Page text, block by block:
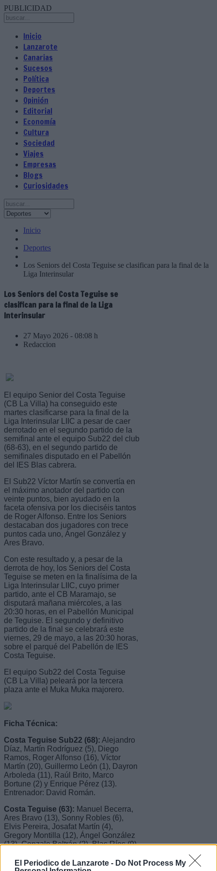
El Periodico de Lanzarote - Do Not Process My
PUBLICIDAD
Inicio
Lanzarote
Canarias
Sucesos
Política
Deportes
Opinión
Editorial
Economía
Cultura
Sociedad
Viajes
Empresas
Blogs
Curiosidades
Inicio
Deportes
Los Seniors del Costa Teguise se clasifican para la final de la
Liga Interinsular
Los Seniors del Costa Teguise se
clasifican para la final de la Liga
Interinsular
27 Mayo 2026 - 08:08 h
Redaccion
El equipo Senior del Costa Teguise
(CB La Villa) ha conseguido este
martes clasificarse para la final de la
Liga Interinsular LIIC a pesar de caer
derrotado en el segundo partido de la
semifinal ante el equipo Sub22 del club
(68-63), en el segundo partido de
semifinales disputado en el Pabellón
del IES Blas cabrera.
El Sub22 Víctor Martín se convertía en
el máximo anotador del partido con
veinte puntos, bien ayudado en la
faceta ofensiva por los dieciséis tantos
de Roger Alfonso. Entre los Seniors
destacaban dos jugadores con trece
puntos cada uno, Ángel González y
Ares Bravo.
Con este resultado y, a pesar de la
derrota de hoy, los Seniors del Costa
Teguise se meten en la finalísima de la
Liga Interinsular LIIC, cuyo primer
partido, ante el CB Maramajo, se
disputará mañana miércoles, a las
20:30 horas, en el Pabellón Municipal
de Teguise. El segundo y definitivo
partido de la final se celebrará este
viernes, 29 de mayo, a las 20:30 horas,
sobre el parqué del Pabellón de IES
Costa Teguise.
El equipo Sub22 del Costa Teguise
(CB La Villa) peleará por la tercera
plaza ante el Muka Muka majorero.
Ficha Técnica:
Costa Teguise Sub22 (68): Alejandro
Díaz, Martín Rodríguez (5), Diego
Ramos, Roger Alfonso (16), Víctor
Martín (20), Guillermo León (1), Dayron
Arboleda (11), Raúl Brito, Marco
Bortune (2) y Enrique Pérez (13).
Entrenador: David Román.
Costa Teguise (63): Manuel Becerra,
Ares Bravo (13), Sonny Robles (6),
Elvis Pereira, Josafat Martín (4),
Gregory Montilla (12), Ángel González
(13), Gonzalo Beltrán (2), Blas Ríos (9)
Cámara.